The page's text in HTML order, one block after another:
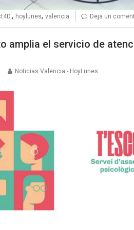
, hoylunes, valencia Deja un
amplia el servicio de
Noticias Valencia - HoyLunes